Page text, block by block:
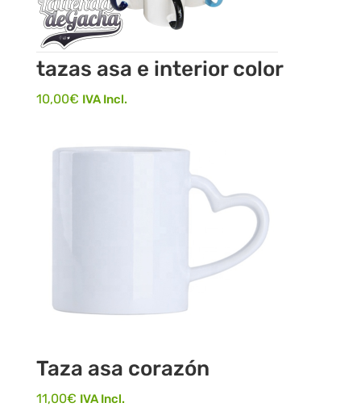
tazas asa e interior color
10,00€ IVA Incl.
Taza asa corazón
11,00€ IVA Incl.